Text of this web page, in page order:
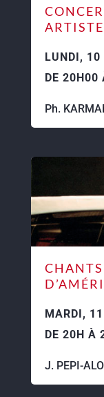
LUNDI,
DE 20H00
Ph.
MARDI,
DE 20H À
J. PEPI-